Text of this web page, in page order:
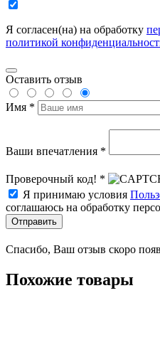
Я согласен(на) на обработку
политикой
Оставить отзыв
Имя *
Ваши впечатления *
Проверочный код! *
Я принимаю условия
соглашаюсь на обработку
Отправить
Спасибо, Ваш отзыв скоро
Похожие товары